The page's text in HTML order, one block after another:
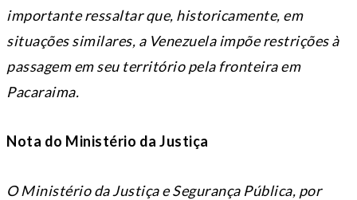
importante ressaltar que, historicamente, em
situações similares, a Venezuela impõe restrições à
passagem em seu território pela fronteira em
Pacaraima.
Nota do Ministério da Justiça
O Ministério da Justiça e Segurança Pública, por